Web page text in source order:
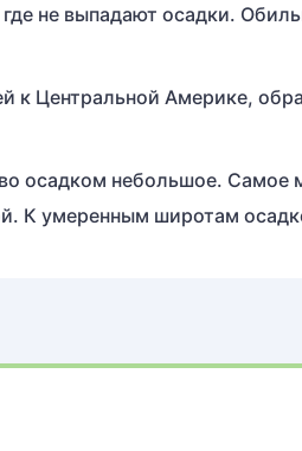
не выпадают осадки.
к Центральной Америке,
осадком небольшое. Самое
К умеренным широтам